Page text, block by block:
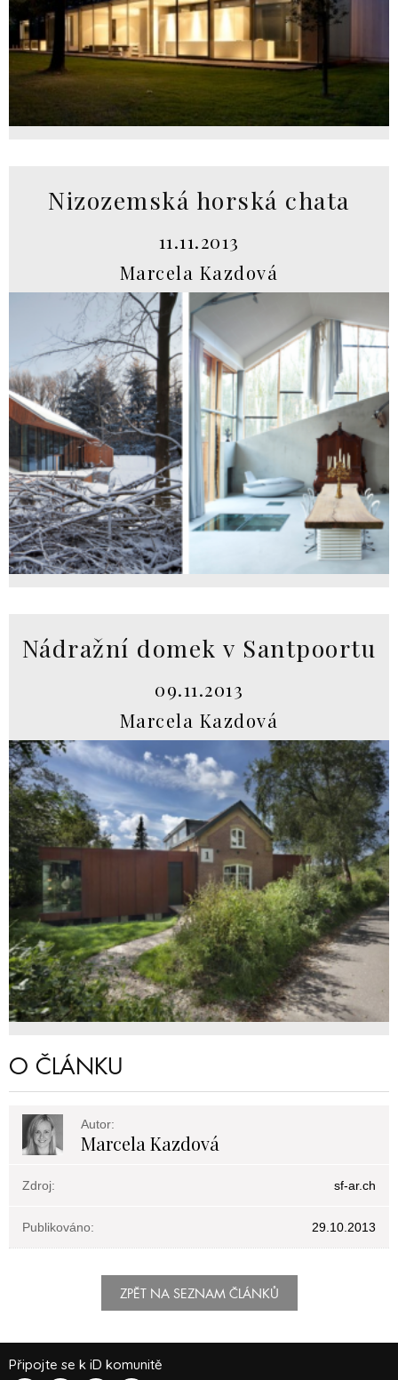
Nizozemská horská chata
11.11.2013
Marcela Kazdová
Nádražní domek v Santpoortu
09.11.2013
Marcela Kazdová
O ČLÁNKU
Autor:
Marcela Kazdová
Zdroj: sf-ar.ch
Publikováno: 29.10.2013
ZPĚT NA SEZNAM ČLÁNKŮ
Připojte se k iD komunitě